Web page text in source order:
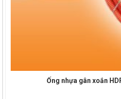
Ống nhựa gân xoắn